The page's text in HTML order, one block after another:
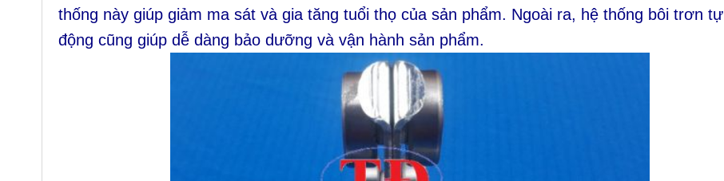
thống này giúp giảm ma sát và gia tăng tuổi thọ của sản phẩm. Ngoài ra, hệ thống bôi trơn tự
động cũng giúp dễ dàng bảo dưỡng và vận hành sản phẩm.